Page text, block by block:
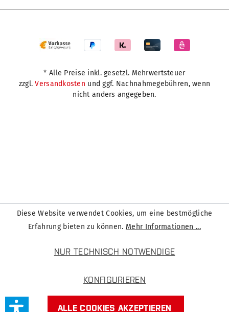
* Alle Preise inkl. gesetzl. Mehrwertsteuer
zzgl.Versandkosten und ggf. Nachnahmegebühren, wenn
nicht anders angegeben.
Diese Website verwendet Cookies, um eine bestmögliche
Erfahrung bieten zu können. Mehr Informationen ...
NUR TECHNISCH NOTWENDIGE
KONFIGURIEREN
ALLE COOKIES AKZEPTIEREN